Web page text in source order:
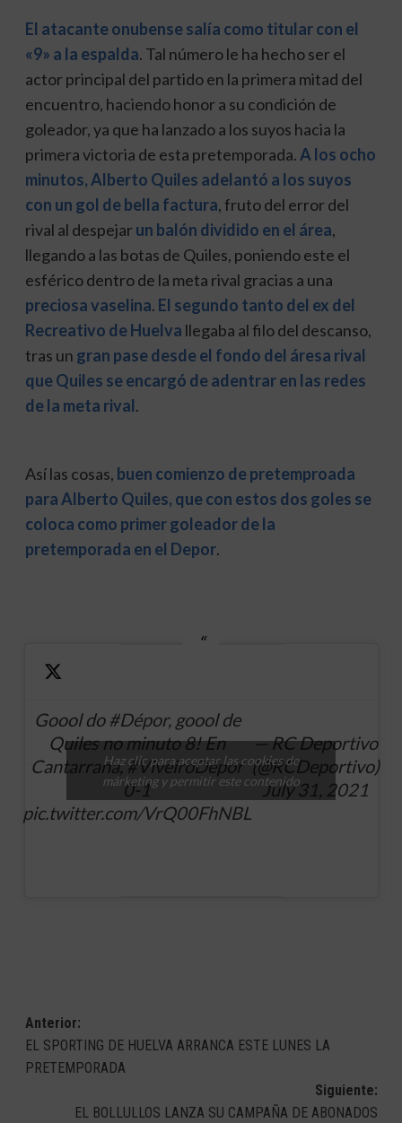
El atacante onubense salía como titular con el
«9» a la espalda. Tal número le ha hecho ser el
actor principal del partido en la primera mitad del
encuentro, haciendo honor a su condición de
goleador, ya que ha lanzado a los suyos hacia la
primera victoria de esta pretemporada.A los ocho
minutos, Alberto Quiles adelantó a los suyos
con un gol de bella factura, fruto del error del
rival al despejarun balón dividido en el área,
llegando a las botas de Quiles, poniendo este el
esférico dentro de la meta rival gracias a una
preciosa vaselina. El segundo tanto del ex del
Recreativo de Huelva llegaba al filo del descanso,
tras un gran pase desde el fondo del áresa rival
que Quiles se encargó de adentrar en las redes
de la meta rival.
Así las cosas, buen comienzo de pretemproada
para Alberto Quiles, que con estos dos goles se
coloca como primer goleador de la
pretemporada en el Depor.
Goool do #Dépor, goool de
Quiles no minuto 8! En
Cantarrana,#ViveiroDépor
0-1
pic.twitter.com/VrQ00FhNBL
— RC Deportivo
(@RCDeportivo)
July 31, 2021
Haz clic para aceptar las cookies de
márketing y permitir este contenido
Navegación
de
Anterior:
EL SPORTING DE HUELVA ARRANCA ESTE LUNES LA
PRETEMPORADA
Siguiente:
EL BOLLULLOS LANZA SU CAMPAÑA DE ABONADOS